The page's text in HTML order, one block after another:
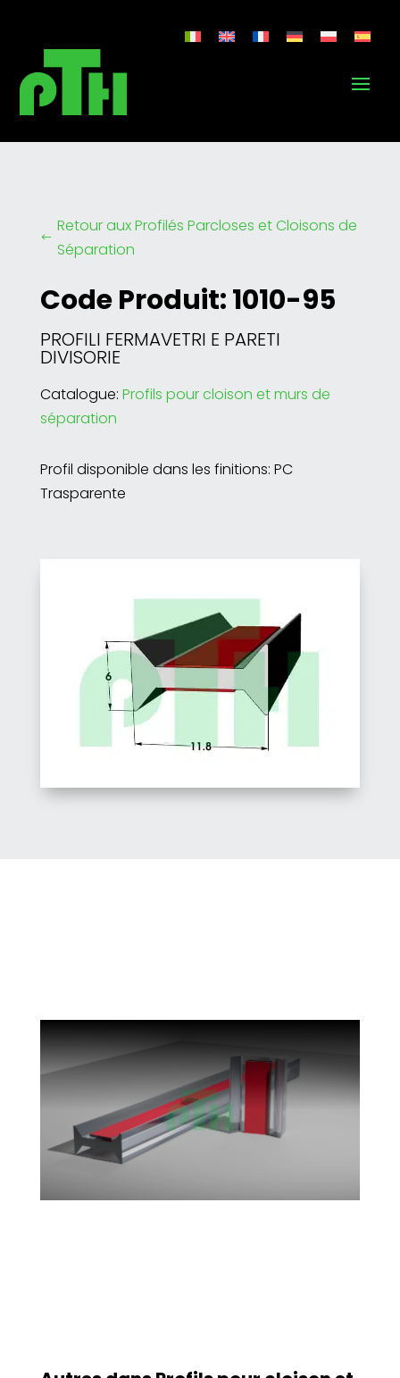
#
Retour aux Profilés Parcloses et Cloisons de
Séparation
Code Produit: 1010-95
PROFILI FERMAVETRI E PARETI
DIVISORIE
Catalogue: Profils pour cloison et murs de
séparation
Profil disponible dans les finitions: PC
Trasparente